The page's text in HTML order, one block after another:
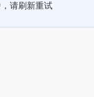
请刷新重试